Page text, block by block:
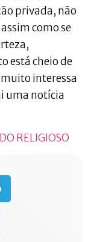
privada, não
como se
está cheio de
interessa
uma notícia
RELIGIOSO